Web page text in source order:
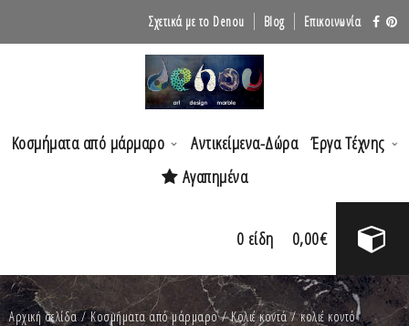
Σχετικά με το Denou Blog Επικοινωνία
Κοσμήματα από μάρμαρο Αντικείμενα-Δώρα Έργα Τέχνης
Αγαπημένα
0 είδη 0,00€
Αρχική σελίδα/Κοσμήματα από μάρμαρο/Κολιέ κοντά/ κολιέ κοντό